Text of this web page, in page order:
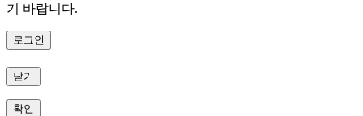
기 바랍니다.
로그인
닫기
확인